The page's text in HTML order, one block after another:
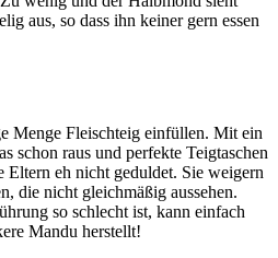
aus, so dass ihn keiner gern essen
Menge Fleischteig einfüllen. Mit ein
schon raus und perfekte Teigtaschen
Eltern eh nicht geduldet. Sie weigern
die nicht gleichmäßig aussehen.
so schlecht ist, kann einfach
Mandu herstellt!